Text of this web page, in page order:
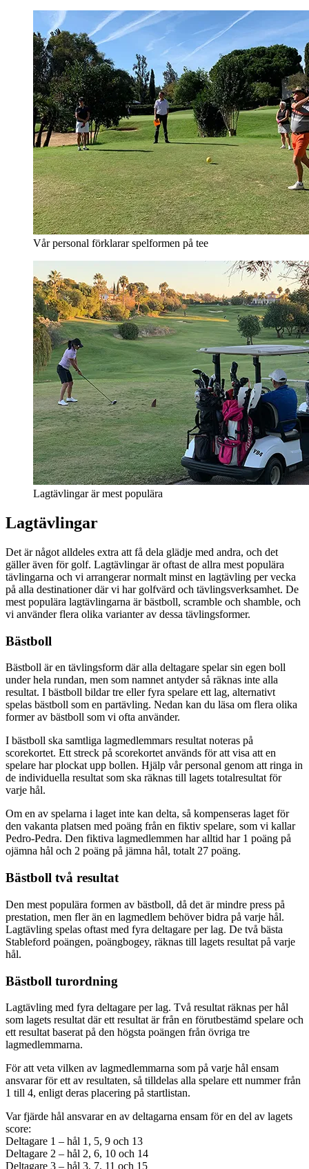
Vår personal förklarar spelformen på tee
Lagtävlingar är mest populära
Lagtävlingar
Det är något alldeles extra att få dela glädje med andra, och det
gäller även för golf. Lagtävlingar är oftast de allra mest populära
tävlingarna och vi arrangerar normalt minst en lagtävling per vecka
på alla destinationer där vi har golfvärd och tävlingsverksamhet. De
mest populära lagtävlingarna är bästboll, scramble och shamble, och
vi använder flera olika varianter av dessa tävlingsformer.
Bästboll
Bästboll är en tävlingsform där alla deltagare spelar sin egen boll
under hela rundan, men som namnet antyder så räknas inte alla
resultat. I bästboll bildar tre eller fyra spelare ett lag, alternativt
spelas bästboll som en partävling. Nedan kan du läsa om flera olika
former av bästboll som vi ofta använder.
I bästboll ska samtliga lagmedlemmars resultat noteras på
scorekortet. Ett streck på scorekortet används för att visa att en
spelare har plockat upp bollen. Hjälp vår personal genom att ringa in
de individuella resultat som ska räknas till lagets totalresultat för
varje hål.
Om en av spelarna i laget inte kan delta, så kompenseras laget för
den vakanta platsen med poäng från en fiktiv spelare, som vi kallar
Pedro-Pedra. Den fiktiva lagmedlemmen har alltid har 1 poäng på
ojämna hål och 2 poäng på jämna hål, totalt 27 poäng.
Bästboll två resultat
Den mest populära formen av bästboll, då det är mindre press på
prestation, men fler än en lagmedlem behöver bidra på varje hål.
Lagtävling spelas oftast med fyra deltagare per lag. De två bästa
Stableford poängen, poängbogey, räknas till lagets resultat på varje
hål.
Bästboll turordning
Lagtävling med fyra deltagare per lag. Två resultat räknas per hål
som lagets resultat där ett resultat är från en förutbestämd spelare och
ett resultat baserat på den högsta poängen från övriga tre
lagmedlemmarna.
För att veta vilken av lagmedlemmarna som på varje hål ensam
ansvarar för ett av resultaten, så tilldelas alla spelare ett nummer från
1 till 4, enligt deras placering på startlistan.
Var fjärde hål ansvarar en av deltagarna ensam för en del av lagets
score:
Deltagare 1 – hål 1, 5, 9 och 13
Deltagare 2 – hål 2, 6, 10 och 14
Deltagare 3 – hål 3, 7, 11 och 15